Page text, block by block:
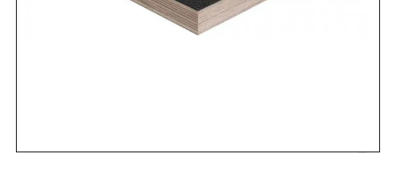
Antirutschbeschichtung (erheblich haltbarer als eine
Gummibeschichtung). - umlaufend versiegelte Kanten -